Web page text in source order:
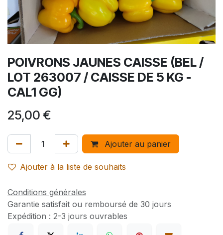
POIVRONS JAUNES CAISSE (BEL /
LOT 263007 / CAISSE DE 5 KG -
CAL1 GG)
25,00 €
Ajouter au panier
Ajouter à la liste de souhaits
Conditions générales
Garantie satisfait ou remboursé de 30 jours
Expédition : 2-3 jours ouvrables